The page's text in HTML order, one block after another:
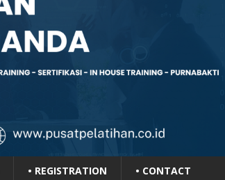
• REGISTRATION • CONTACT